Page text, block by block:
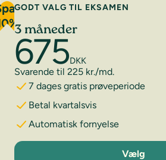
GODT VALG TIL EKSAMEN
3 måneder
675DKK
Svarende til 225 kr./md.
7 dages gratis prøveperiode
Betal kvartalsvis
Automatisk fornyelse
3 måneder
Vælg